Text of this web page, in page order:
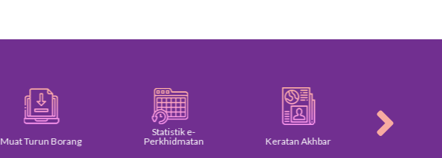
Muat Turun Borang
Statistik e-
Perkhidmatan
Keratan Akhbar